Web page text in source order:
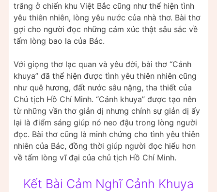
trăng ở chiến khu Việt Bắc cũng như thể hiện tình
yêu thiên nhiên, lòng yêu nước của nhà thơ. Bài thơ
gợi cho người đọc những cảm xúc thật sâu sắc về
tấm lòng bao la của Bác.
Với giọng thơ lạc quan và yêu đời, bài thơ “Cảnh
khuya” đã thể hiện được tình yêu thiên nhiên cũng
như quê hương, đất nước sâu nặng, tha thiết của
Chủ tịch Hồ Chí Minh. “Cảnh khuya” được tạo nên
từ những vần thơ giản dị nhưng chính sự giản dị ấy
lại là điểm sáng giúp nó neo đậu trong lòng người
đọc. Bài thơ cũng là minh chứng cho tình yêu thiên
nhiên của Bác, đồng thời giúp người đọc hiểu hơn
về tấm lòng vĩ đại của chủ tịch Hồ Chí Minh.
Kết Bài Cảm Nghĩ Cảnh Khuya